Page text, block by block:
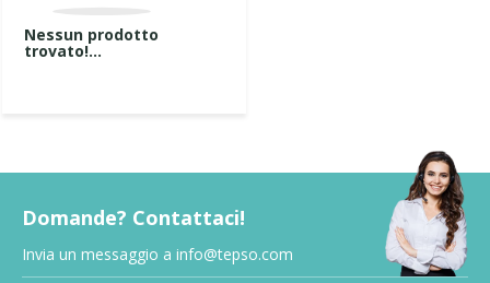
Nessun prodotto
trovato!...
Domande? Contattaci!
Invia un messaggio a info@tepso.com